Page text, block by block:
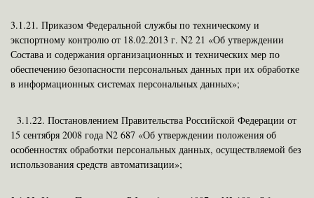
3.1.21. Приказом Федеральной службы по техническому и
экспортному контролю от 18.02.2013 г. N2 21 «Об утверждении
Состава и содержания организационных и технических мер по
обеспечению безопасности персональных данных при их обработке
в информационных системах персональных данных»;
3.1.22. Постановлением Правительства Российской Федерации от
15 сентября 2008 года N2 687 «Об утверждении положения об
особенностях обработки персональных данных, осуществляемой без
использования средств автоматизации»;